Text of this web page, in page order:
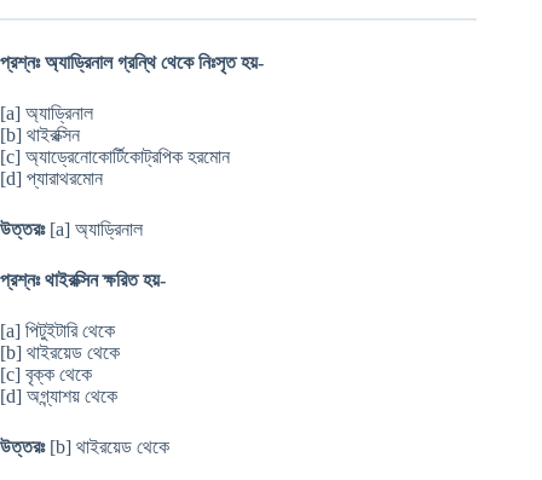
প্রশ্নঃ অ্যাড্রিনাল গ্রন্থি থেকে নিঃসৃত হয়-
[a] অ্যাড্রিনাল
[b] থাইরক্সিন
[c] অ্যাড্রেনোকোর্টিকোট্রপিক হরমোন
[d] প্যারাথরমোন
উত্তরঃ[a] অ্যাড্রিনাল
প্রশ্নঃ থাইরক্সিন ক্ষরিত হয়-
[a] পিটুইটারি থেকে
[b] থাইরয়েড থেকে
[c] বৃক্ক থেকে
[d] অগ্ন্যাশয় থেকে
উত্তরঃ[b] থাইরয়েড থেকে